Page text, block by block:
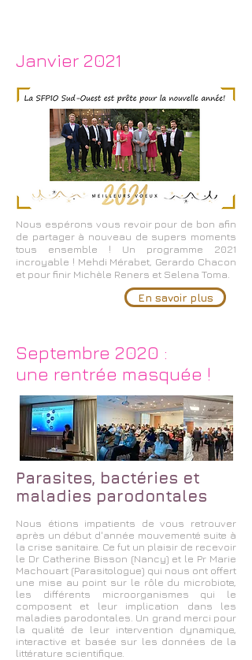
Janvier 2021
Nous espérons vous revoir pour de bon afin
de partager à nouveau de supers moments
tous ensemble ! Un programme 2021
incroyable ! Mehdi Mérabet, Gerardo Chacon
et pour finir Michèle Reners et Selena Toma.
En savoir plus
Septembre 2020 :
une rentrée masquée !
Parasites, bactéries et
maladies parodontales
Nous étions impatients de vous retrouver
après un début d'année mouvementé suite à
la crise sanitaire. Ce fut un plaisir de recevoir
le Dr Catherine Bisson (Nancy) et le Pr Marie
Machouart (Parasitologue) qui nous ont offert
une mise au point sur le rôle du microbiote,
les différents microorganismes qui le
composent et leur implication dans les
maladies parodontales. Un grand merci pour
la qualité de leur intervention dynamique,
interactive et basée sur les données de la
littérature scientifique.